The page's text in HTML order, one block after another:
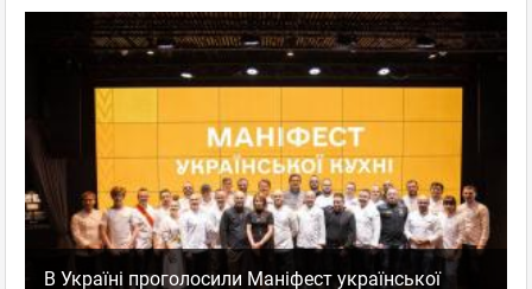
В Україні проголосили Маніфест української